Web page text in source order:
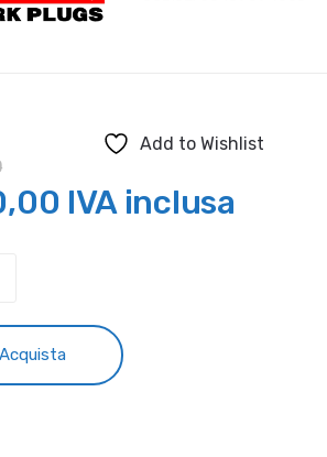
Add to Wishlist
Il
è:
IVA inclusa
Acquista